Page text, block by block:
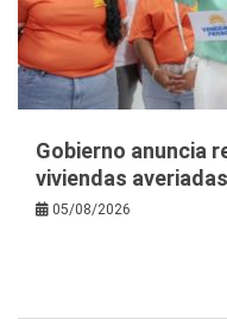
Gobierno anuncia
viviendas
05/08/2026